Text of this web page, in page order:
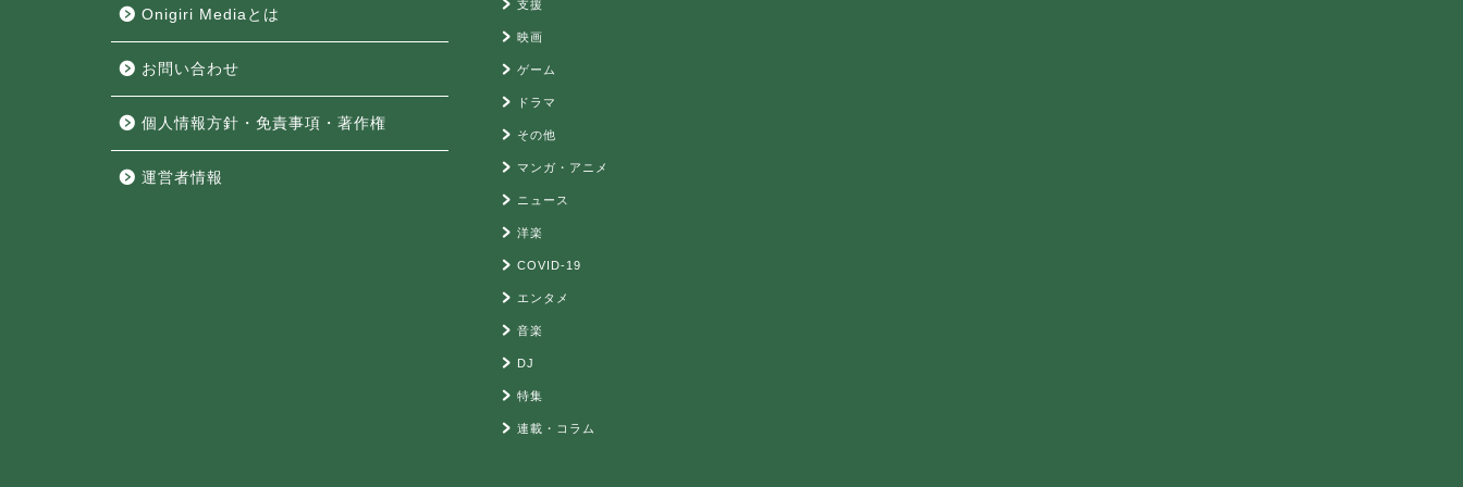
Onigiri Mediaとは
お問い合わせ
個人情報方針・免責事項・著作権
運営者情報
支援
映画
ゲーム
ドラマ
その他
マンガ・アニメ
ニュース
洋楽
COVID-19
エンタメ
音楽
DJ
特集
連載・コラム